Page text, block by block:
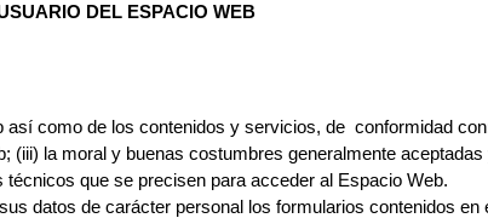
DEL ESPACIO WEB
como de los contenidos y servicios, de conformidad
(iii) la moral y buenas costumbres generalmente
que se precisen para acceder al Espacio Web.
datos de carácter personal los formularios contenidos